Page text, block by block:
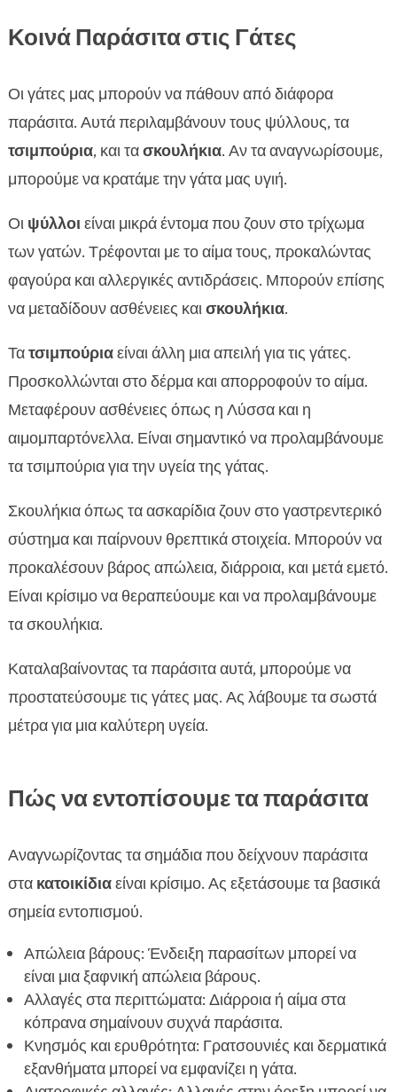
Κοινά Παράσιτα στις Γάτες
Οι γάτες μας μπορούν να πάθουν από διάφορα
παράσιτα. Αυτά περιλαμβάνουν τους ψύλλους, τα
τσιμπούρια, και τασκουλήκια. Αν τα αναγνωρίσουμε,
μπορούμε να κρατάμε την γάτα μας υγιή.
Οι ψύλλοιείναι μικρά έντομα που ζουν στο τρίχωμα
των γατών. Τρέφονται με το αίμα τους, προκαλώντας
φαγούρα και αλλεργικές αντιδράσεις. Μπορούν επίσης
να μεταδίδουν ασθένειες καισκουλήκια.
Τατσιμπούριαείναι άλλη μια απειλή για τις γάτες.
Προσκολλώνται στο δέρμα και απορροφούν το αίμα.
Μεταφέρουν ασθένειες όπως η Λύσσα και η
αιμομπαρτόνελλα. Είναι σημαντικό να προλαμβάνουμε
τα τσιμπούρια για την υγεία της γάτας.
Σκουλήκια όπως τα ασκαρίδια ζουν στο γαστρεντερικό
σύστημα και παίρνουν θρεπτικά στοιχεία. Μπορούν να
προκαλέσουν βάρος απώλεια, διάρροια, και μετά εμετό.
Είναι κρίσιμο να θεραπεύουμε και να προλαμβάνουμε
τα σκουλήκια.
Καταλαβαίνοντας τα παράσιτα αυτά, μπορούμε να
προστατεύσουμε τις γάτες μας. Ας λάβουμε τα σωστά
μέτρα για μια καλύτερη υγεία.
Πώς να εντοπίσουμε τα παράσιτα
Αναγνωρίζοντας τα σημάδια που δείχνουν παράσιτα
στα κατοικίδιαείναι κρίσιμο. Ας εξετάσουμε τα βασικά
σημεία εντοπισμού.
Απώλεια βάρους: Ένδειξη παρασίτων μπορεί να
είναι μια ξαφνική απώλεια βάρους.
Αλλαγές στα περιττώματα: Διάρροια ή αίμα στα
κόπρανα σημαίνουν συχνά παράσιτα.
Κνησμός και ερυθρότητα: Γρατσουνιές και δερματικά
εξανθήματα μπορεί να εμφανίζει η γάτα.